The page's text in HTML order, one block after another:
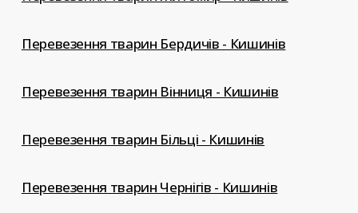
Перевезення тварин Бердичів - Кишинів
Перевезення тварин Вінниця - Кишинів
Перевезення тварин Більці - Кишинів
Перевезення тварин Чернігів - Кишинів